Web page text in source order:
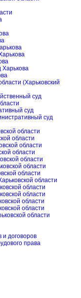
Харькова
(Харьковский
суд
суд
суд
области
области
области
области
области
области
области
области
области
области
области
области
области
и договоров
права